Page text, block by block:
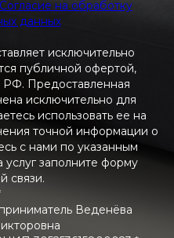
Согласие на обработку
данных
исключительно
публичной офертой,
РФ. Предоставленная
исключительно для
использовать ее на
точной информации о
с нами по указанным
услуг заполните форму
связи.
Веденёва